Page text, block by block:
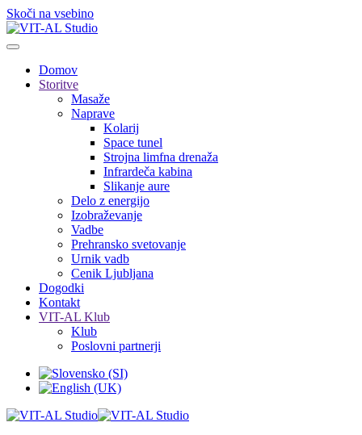
Skoči na vsebino
Domov
Storitve
Masaže
Naprave
Kolarij
Space tunel
Strojna limfna drenaža
Infrardeča kabina
Slikanje aure
Delo z energijo
Izobraževanje
Vadbe
Prehransko svetovanje
Urnik vadb
Cenik Ljubljana
Dogodki
Kontakt
VIT-AL Klub
Klub
Poslovni partnerji